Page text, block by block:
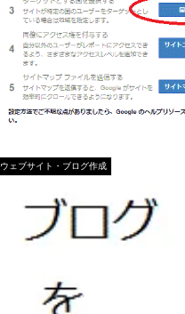
ウェブサイト・ブログ作成